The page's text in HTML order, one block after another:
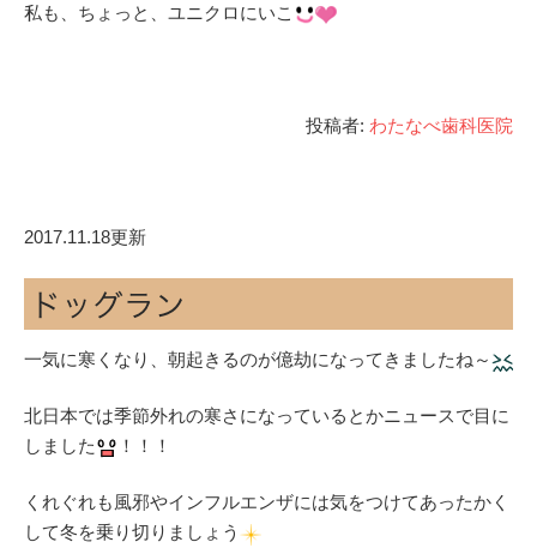
私も、ちょっと、ユニクロにいこ
投稿者: わたなべ歯科医院
2017.11.18更新
ドッグラン
一気に寒くなり、朝起きるのが億劫になってきましたね～
北日本では季節外れの寒さになっているとかニュースで目に
しました
！！！
くれぐれも風邪やインフルエンザには気をつけてあったかく
して冬を乗り切りましょう